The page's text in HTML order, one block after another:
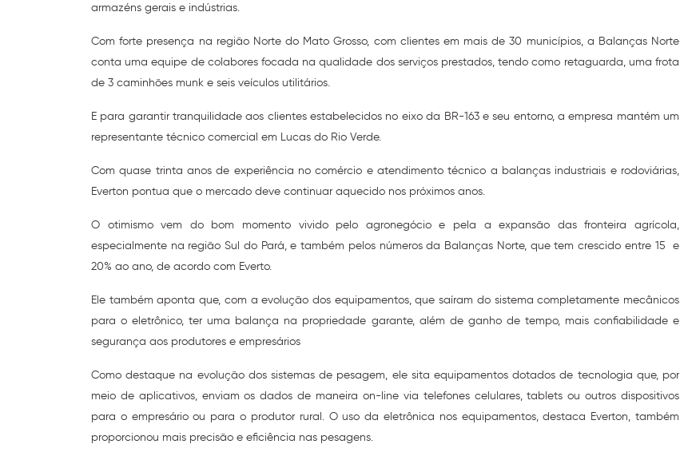
armazéns gerais e indústrias.
Com forte presença na região Norte do Mato Grosso, com clientes em mais de 30 municípios, a Balanças Norte
conta uma equipe de colabores focada na qualidade dos serviços prestados, tendo como retaguarda, uma frota
de 3 caminhões munk e seis veículos utilitários.
E para garantir tranquilidade aos clientes estabelecidos no eixo da BR-163 e seu entorno, a empresa mantém um
representante técnico comercial em Lucas do Rio Verde.
Com quase trinta anos de experiência no comércio e atendimento técnico a balanças industriais e rodoviárias,
Everton pontua que o mercado deve continuar aquecido nos próximos anos.
O otimismo vem do bom momento vivido pelo agronegócio e pela a expansão das fronteira agrícola,
especialmente na região Sul do Pará, e também pelos números da Balanças Norte, que tem crescido entre 15 e
20% ao ano, de acordo com Everto.
Ele também aponta que, com a evolução dos equipamentos, que saíram do sistema completamente mecânicos
para o eletrônico, ter uma balança na propriedade garante, além de ganho de tempo, mais confiabilidade e
segurança aos produtores e empresários
Como destaque na evolução dos sistemas de pesagem, ele sita equipamentos dotados de tecnologia que, por
meio de aplicativos, enviam os dados de maneira on-line via telefones celulares, tablets ou outros dispositivos
para o empresário ou para o produtor rural. O uso da eletrônica nos equipamentos, destaca Everton, também
proporcionou mais precisão e eficiência nas pesagens.